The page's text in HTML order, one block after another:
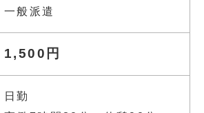
一般派遣
1,500円
日勤